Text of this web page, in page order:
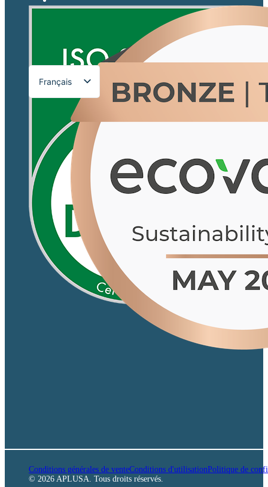
Français
English
Conditions générales de venteConditions d'utilisationPolitique de
© 2026 APLUSA. Tous droits réservés.